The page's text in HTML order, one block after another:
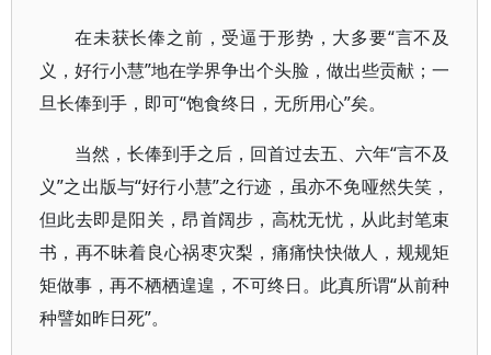
在未获长俸之前，受逼于形势，大多要“言不及
义，好行小慧”地在学界争出个头脸，做出些贡献；一
旦长俸到手，即可“饱食终日，无所用心”矣。
当然，长俸到手之后，回首过去五、六年“言不及
义”之出版与“好行小慧”之行迹，虽亦不免哑然失笑，
但此去即是阳关，昂首阔步，高枕无忧，从此封笔束
书，再不昧着良心祸枣灾梨，痛痛快快做人，规规矩
矩做事，再不栖栖遑遑，不可终日。此真所谓“从前种
种譬如昨日死”。